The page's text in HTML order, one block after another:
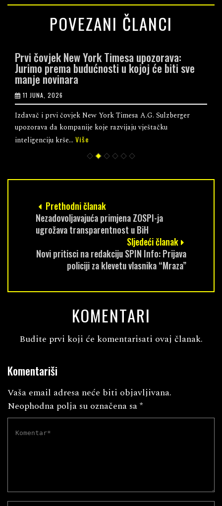
POVEZANI ČLANCI
Prvi čovjek New York Timesa upozorava:
Jurimo prema budućnosti u kojoj će biti sve
manje novinara
11 JUNA, 2026
Izdavač i prvi čovjek New York Timesa A.G. Sulzberger
upozorava da kompanije koje razvijaju vještačku
inteligenciju krše... Više
Prethodni članak
Nezadovoljavajuća primjena ZOSPI-ja
ugrožava transparentnost u BiH
Sljedeći članak
Novi pritisci na redakciju SPIN Info: Prijava
policiji za klevetu vlasnika “Mraza”
KOMENTARI
Budite prvi koji će komentarisati ovaj članak.
Komentariši
Vaša email adresa neće biti objavljivana.
Neophodna polja su označena sa*